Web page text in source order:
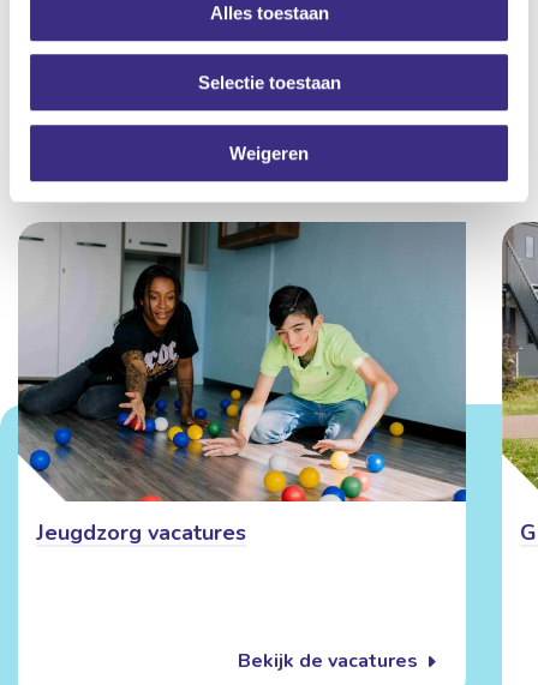
Alles toestaan
Selectie toestaan
Weigeren
in de zorg
Jeugdzorg vacatures
Bekijk de vacatures